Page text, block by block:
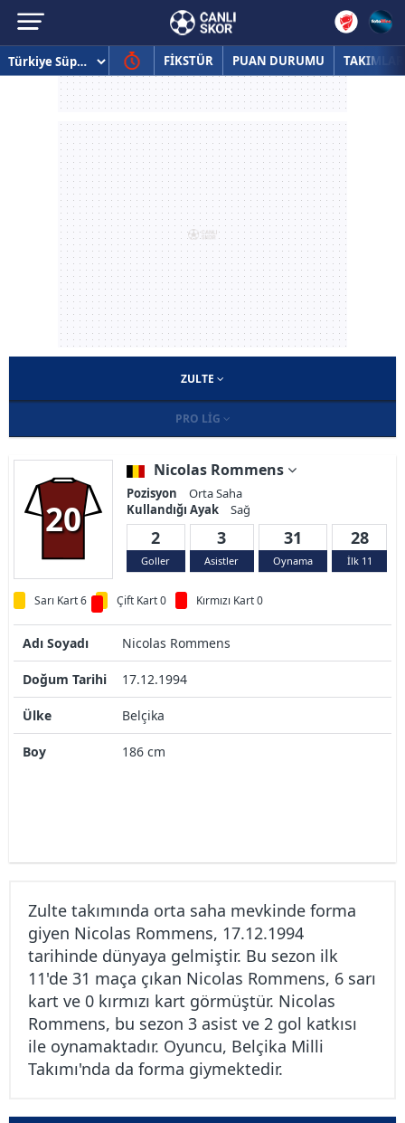
FİKSTÜR PUAN DURUMU TAKIMLAR
ZULTE
PRO LIG
20
Nicolas Rommens
Pozisyon
Orta Saha
Kullandığı Ayak
Sağ
2
Goller
3
Asistler
31
Oynama
28
İlk 11
Sarı Kart 6 Çift Kart 0 Kırmızı Kart 0
Adı Soyadı Nicolas Rommens
Doğum Tarihi 17.12.1994
Ülke Belçika
Boy 186 cm
Zulte takımında orta saha mevkinde forma
giyen Nicolas Rommens, 17.12.1994
tarihinde dünyaya gelmiştir. Bu sezon ilk
11'de 31 maça çıkan Nicolas Rommens, 6 sarı
kart ve 0 kırmızı kart görmüştür. Nicolas
Rommens, bu sezon 3 asist ve 2 gol katkısı
ile oynamaktadır. Oyuncu, Belçika Milli
Takımı'nda da forma giymektedir.